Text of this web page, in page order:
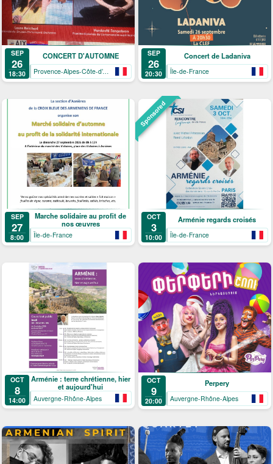
SEP
26
18:30
CONCERT D'AUTOMNE
Provence-Alpes-Côte-d’Azur
SEP
26
20:30
Concert de Ladaniva
Île-de-France
SEP
27
8:00
Marche solidaire au profit de
nos œuvres
Île-de-France
Sponsored
OCT
3
10:00
Arménie regards croisés
Île-de-France
OCT
8
14:00
Arménie : terre chrétienne, hier
et aujourd'hui
Auvergne-Rhône-Alpes
OCT
9
20:00
Perpery
Auvergne-Rhône-Alpes